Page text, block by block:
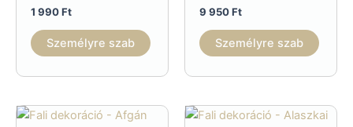
1 990Ft
Személyre szab
9 950Ft
Személyre szab